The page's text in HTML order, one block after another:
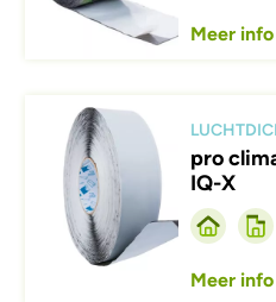
Meer info
Afbeelding
pro
IQ-X
Meer info